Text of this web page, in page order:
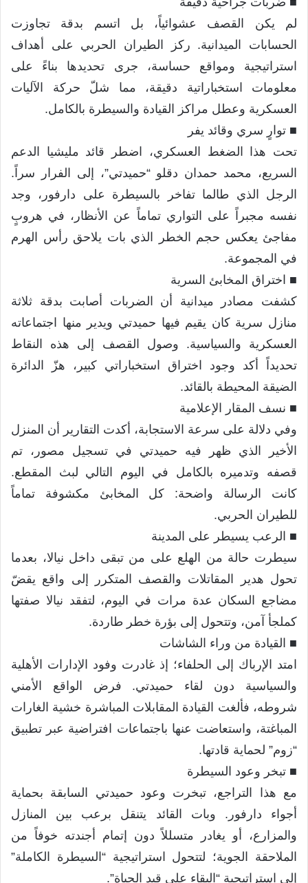
لم يكن القصف عشوائياً، بل اتسم بدقة تجاوزت
الحسابات الميدانية. ركز الطيران الحربي على أهداف
استراتيجية ومواقع حساسة، جرى تحديدها بناءً على
معلومات استخباراتية دقيقة، مما شلّ حركة الآليات
العسكرية وعطل مراكز القيادة والسيطرة بالكامل.
​■ توارٍ سري وقائد يفر
تحت هذا الضغط العسكري، اضطر قائد مليشيا الدعم
السريع، محمد حمدان دقلو “حميدتي”، إلى الفرار سراً.
الرجل الذي طالما تفاخر بالسيطرة على دارفور، وجد
نفسه مجبراً على التواري تماماً عن الأنظار، في هروبٍ
مفاجئ يعكس حجم الخطر الذي بات يلاحق رأس الهرم
في المجموعة.
​■ اختراق المخابئ السرية
كشفت مصادر ميدانية أن الضربات أصابت بدقة ثلاثة
منازل سرية كان يقيم فيها حميدتي ويدير منها اجتماعاته
العسكرية والسياسية. وصول القصف إلى هذه النقاط
تحديداً أكد وجود اختراق استخباراتي كبير، هزّ الدائرة
الضيقة المحيطة بالقائد.
​■ نسف المقار الإعلامية
وفي دلالة على سرعة الاستجابة، أكدت التقارير أن المنزل
الأخير الذي ظهر فيه حميدتي في تسجيل مصور، تم
قصفه وتدميره بالكامل في اليوم التالي لبث المقطع.
كانت الرسالة واضحة: كل المخابئ مكشوفة تماماً
للطيران الحربي.
​■ الرعب يسيطر على المدينة
سيطرت حالة من الهلع على من تبقى داخل نيالا، بعدما
تحول هدير المقاتلات والقصف المتكرر إلى واقع يقضّ
مضاجع السكان عدة مرات في اليوم، لتفقد نيالا صفتها
كملجأ آمن، وتتحول إلى بؤرة خطر طاردة.
​■ القيادة من وراء الشاشات
امتد الإرباك إلى الحلفاء؛ إذ غادرت وفود الإدارات الأهلية
والسياسية دون لقاء حميدتي. فرض الواقع الأمني
شروطه، فألغت القيادة المقابلات المباشرة خشية الغارات
المباغتة، واستعاضت عنها باجتماعات افتراضية عبر تطبيق
“زوم” لحماية قادتها.
​■ تبخر وعود السيطرة
مع هذا التراجع، تبخرت وعود حميدتي السابقة بحماية
أجواء دارفور. وبات القائد يتنقل برعب بين المنازل
والمزارع، أو يغادر متسللاً دون إتمام أجندته خوفاً من
الملاحقة الجوية؛ لتتحول استراتيجية “السيطرة الكاملة”
إلى استراتيجية “البقاء على قيد الحياة”.